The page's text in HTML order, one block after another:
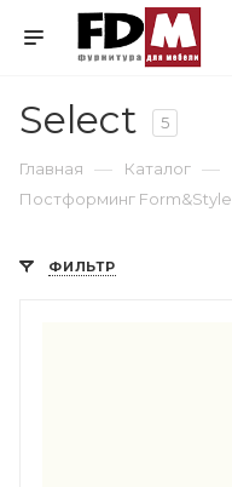
Select 5
Главная — Каталог —
Постформинг Form&Style
ФИЛЬТР